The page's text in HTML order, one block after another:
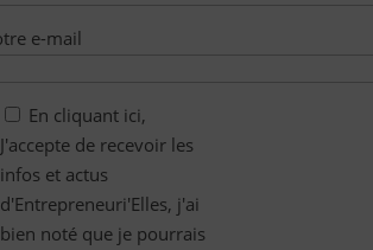
e-mail
En cliquant ici,
J'accepte de recevoir les
infos et actus
d'Entrepreneuri'Elles, j'ai
bien noté que je pourrais